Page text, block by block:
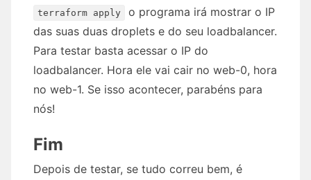
terraform apply
o programa irá mostrar o IP
das suas duas droplets e do seu loadbalancer.
Para testar basta acessar o IP do
loadbalancer. Hora ele vai cair no web-0, hora
no web-1. Se isso acontecer, parabéns para
nós!
Fim
Depois de testar, se tudo correu bem, é